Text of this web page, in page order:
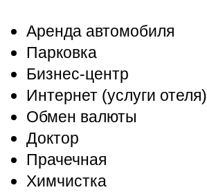
Аренда автомобиля
Парковка
Бизнес-центр
Интернет (услуги отеля)
Обмен валюты
Доктор
Прачечная
Химчистка